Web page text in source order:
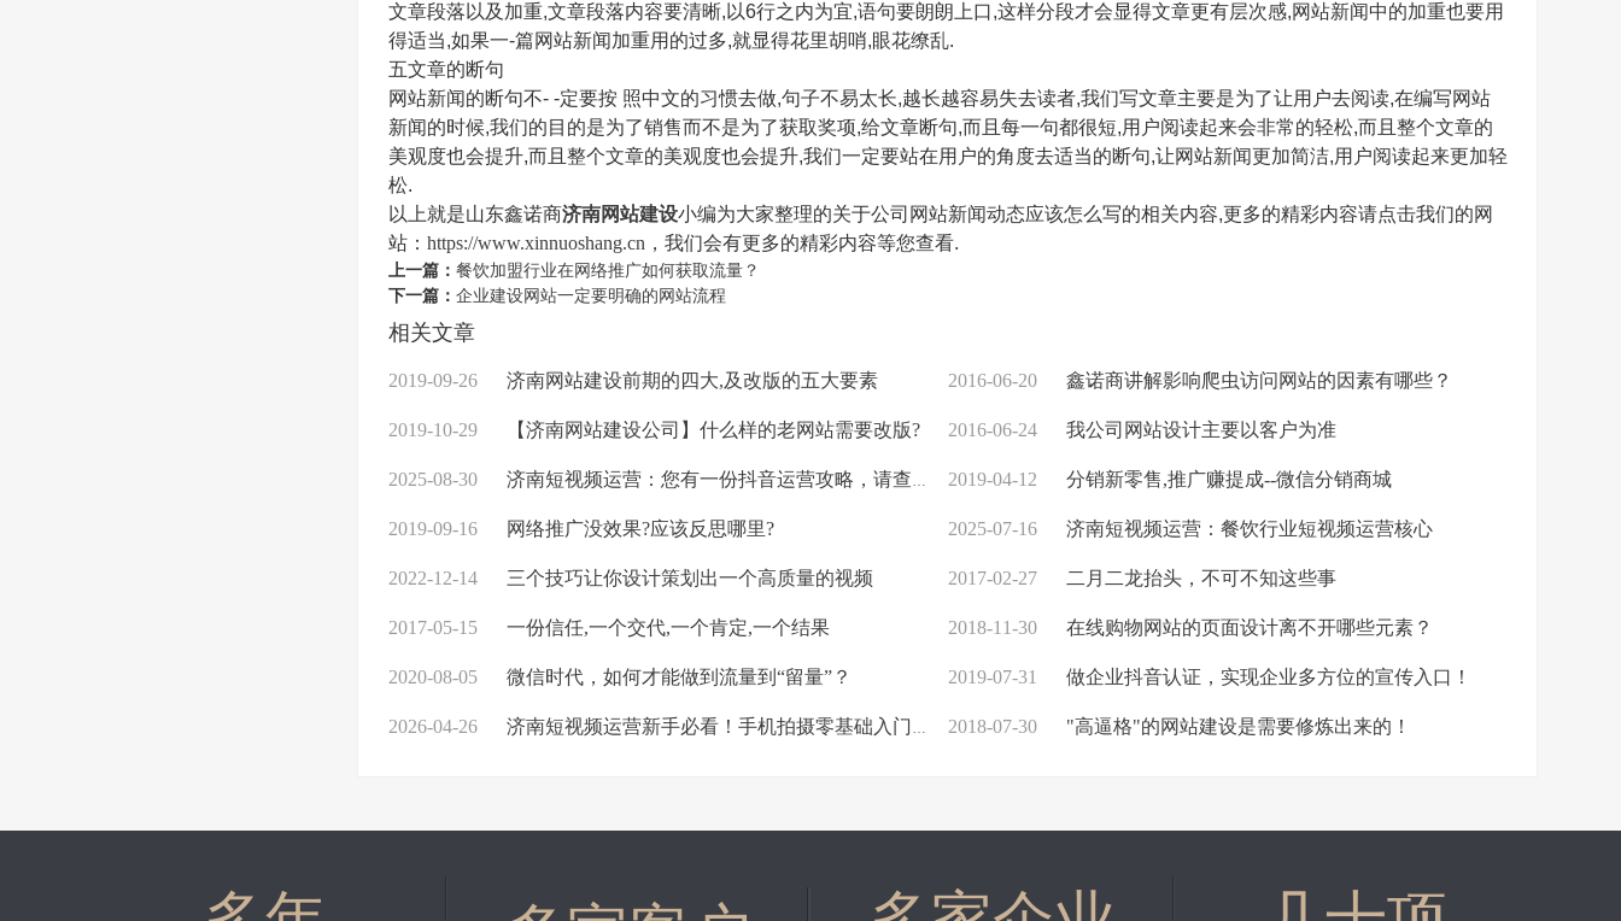
文章段落以及加重,文章段落内容要清晰,以6行之内为宜,语句要朗朗上口,这样分段才会显得文章更有层次感,网站新闻中的加重也要用
得适当,如果一-篇网站新闻加重用的过多,就显得花里胡哨,眼花缭乱.
五文章的断句
网站新闻的断句不- -定要按 照中文的习惯去做,句子不易太长,越长越容易失去读者,我们写文章主要是为了让用户去阅读,在编写网站
新闻的时候,我们的目的是为了销售而不是为了获取奖项,给文章断句,而且每一句都很短,用户阅读起来会非常的轻松,而且整个文章的
美观度也会提升,而且整个文章的美观度也会提升,我们一定要站在用户的角度去适当的断句,让网站新闻更加简洁,用户阅读起来更加轻
松.
以上就是山东鑫诺商济南网站建设小编为大家整理的关于公司网站新闻动态应该怎么写的相关内容,更多的精彩内容请点击我们的网
站： https://www.xinnuoshang.cn ，我们会有更多的精彩内容等您查看.
上一篇： 餐饮加盟行业在网络推广如何获取流量？
下一篇： 企业建设网站一定要明确的网站流程
相关文章
2019-09-26 济南网站建设前期的四大,及改版的五大要素 2016-06-20 鑫诺商讲解影响爬虫访问网站的因素有哪些？
2019-10-29 【济南网站建设公司】什么样的老网站需要改版? 2016-06-24 我公司网站设计主要以客户为准
2025-08-30 济南短视频运营：您有一份抖音运营攻略，请查收！ 2019-04-12 分销新零售,推广赚提成--微信分销商城
2019-09-16 网络推广没效果?应该反思哪里? 2025-07-16 济南短视频运营：餐饮行业短视频运营核心
2022-12-14 三个技巧让你设计策划出一个高质量的视频 2017-02-27 二月二龙抬头，不可不知这些事
2017-05-15 一份信任,一个交代,一个肯定,一个结果 2018-11-30 在线购物网站的页面设计离不开哪些元素？
2020-08-05 微信时代，如何才能做到流量到“留量”？ 2019-07-31 做企业抖音认证，实现企业多方位的宣传入口！
2026-04-26 济南短视频运营新手必看！手机拍摄零基础入门，避开这些坑轻松出片 2018-07-30 "高逼格"的网站建设是需要修炼出来的！